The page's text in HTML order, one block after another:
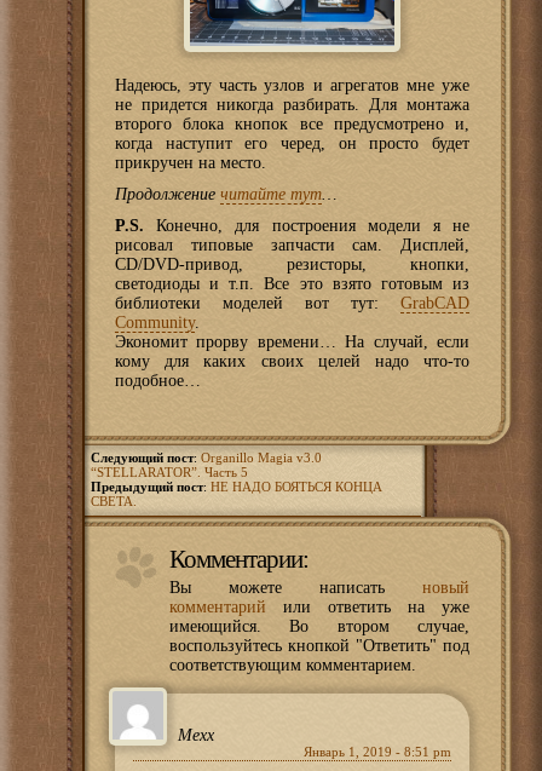
Надеюсь, эту часть узлов и агрегатов мне уже
не придется никогда разбирать. Для монтажа
второго блока кнопок все предусмотрено и,
когда наступит его черед, он просто будет
прикручен на место.
Продолжение читайте тут
P.S. Конечно, для построения модели я не
рисовал типовые запчасти сам. Дисплей,
CD/DVD-привод, резисторы, кнопки,
светодиоды и т.п. Все это взято готовым из
библиотеки моделей вот тут: GrabCAD
Community.
Экономит прорву времени… На случай, если
кому для каких своих целей надо что-то
подобное…
Следующий пост: Organillo Magia v3.0
“STELLARATOR”. Часть 5
Предыдущий пост: НЕ НАДО БОЯТЬСЯ КОНЦА
СВЕТА.
Комментарии:
Вы можете написать новый
комментарий или ответить на уже
имеющийся. Во втором случае,
воспользуйтесь кнопкой "Ответить" под
соответствующим комментарием.
Mexx
Январь 1, 2019 - 8:51 pm